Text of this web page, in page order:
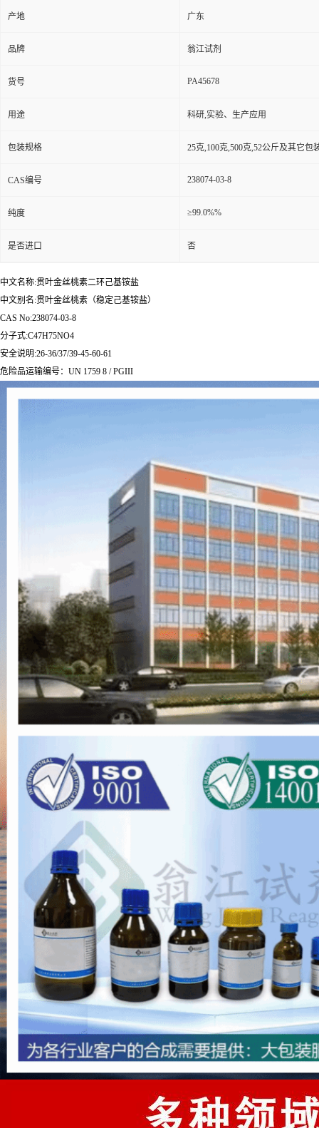
产地 广东
品牌 翁江试剂
货号 PA45678
用途 科研,实验、生产应用
包装规格 25克,100克,500克,52公斤及其它包
CAS编号 238074-03-8
纯度 ≥99.0%%
是否进口 否
中文名称:贯叶金丝桃素二环己基铵盐
中文别名:贯叶金丝桃素（稳定己基铵盐）
CAS No:238074-03-8
分子式:C47H75NO4
安全说明:26-36/37/39-45-60-61
危险品运输编号：UN 1759 8 / PGIII